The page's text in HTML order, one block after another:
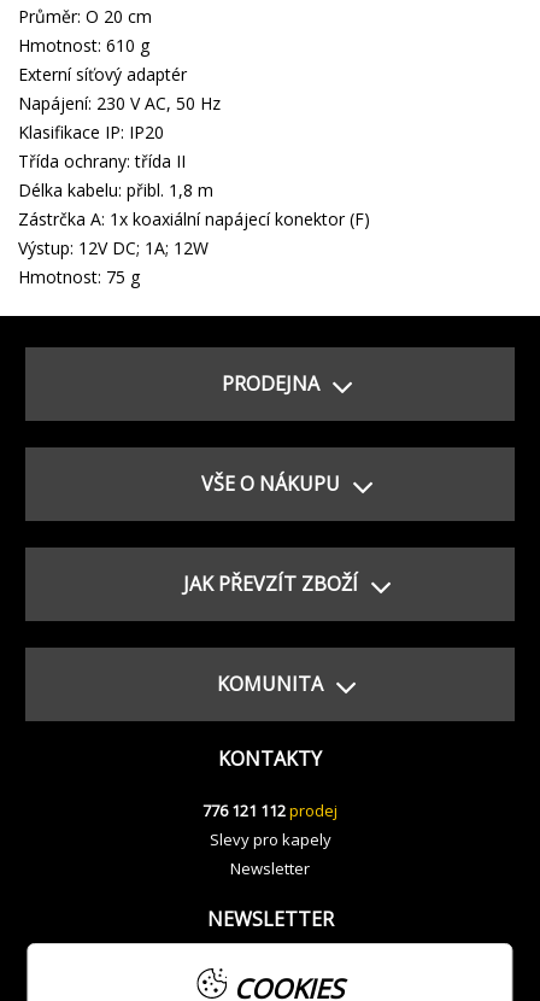
Průměr: O 20 cm
Hmotnost: 610 g
Externí síťový adaptér
Napájení: 230 V AC, 50 Hz
Klasifikace IP: IP20
Třída ochrany: třída II
Délka kabelu: přibl. 1,8 m
Zástrčka A: 1x koaxiální napájecí konektor (F)
Výstup: 12V DC; 1A; 12W
Hmotnost: 75 g
PRODEJNA
VŠE O NÁKUPU
JAK PŘEVZÍT ZBOŽÍ
KOMUNITA
KONTAKTY
776 121 112prodej
Slevy pro kapely
Newsletter
NEWSLETTER
COOKIES